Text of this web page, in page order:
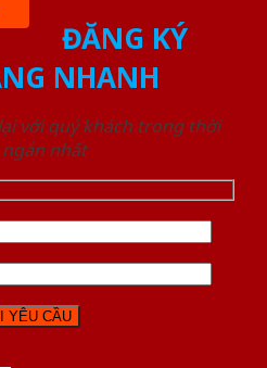
ĐĂNG KÝ
NHANH
với quý khách trong thời
nhất